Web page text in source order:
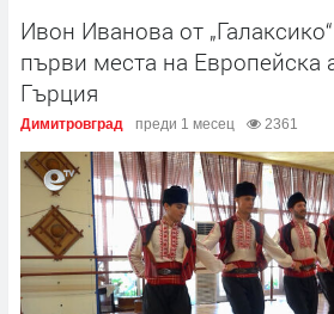
Ивон Иванова от
първи места на Европейска
Гърция
Димитровград преди 1 месец 2361